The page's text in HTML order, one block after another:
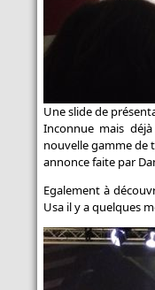
Une slide de
Inconnue mais
nouvelle gamme de
annonce faite par
Egalement à
Usa il y a quelques